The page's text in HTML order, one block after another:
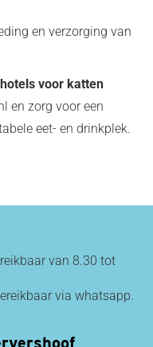
en verzorging van
voor katten
en zorg voor een
eet- en drinkplek.
van 8.30 tot
via whatsapp.